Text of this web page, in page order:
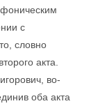
с
словно
акта.
во-
оба акта